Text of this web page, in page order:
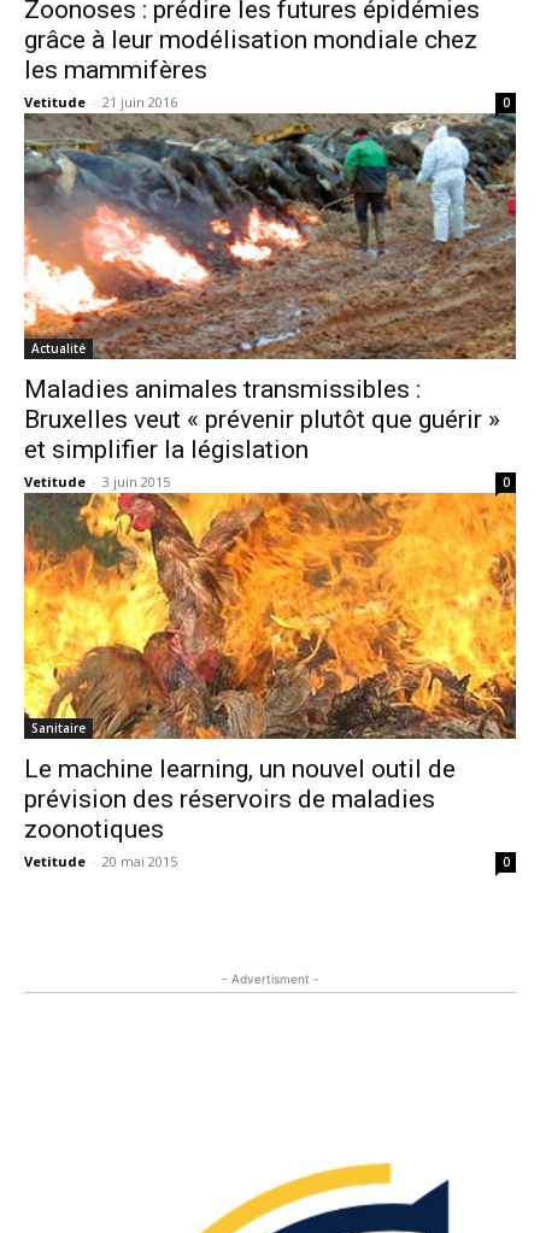
Zoonoses : prédire les futures épidémies
grâce à leur modélisation mondiale chez
les mammifères
Vetitude - 21 juin 2016 0
Actualité
Maladies animales transmissibles :
Bruxelles veut « prévenir plutôt que guérir »
et simplifier la législation
Vetitude - 3 juin 2015 0
Sanitaire
Le machine learning, un nouvel outil de
prévision des réservoirs de maladies
zoonotiques
Vetitude - 20 mai 2015 0
- Advertisment -